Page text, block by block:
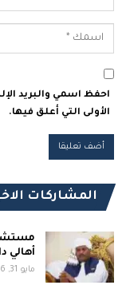
احفظ اسمي والبريد
الأولى التي أعلق فيها.
المشاركات
أهالي
مايو 31, 2026